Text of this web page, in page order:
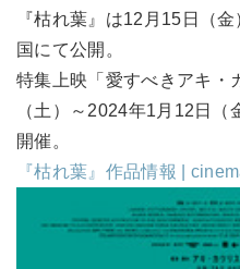
『枯れ葉』は12月15日（
国にて公開。
特集上映「愛すべきアキ・
（土）～2024年1月12日
開催。
『枯れ葉』作品情報 |